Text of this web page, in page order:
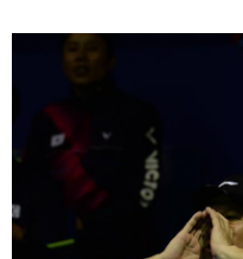
图片
金融
富媒体 摄影